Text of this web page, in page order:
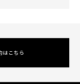
はこちら